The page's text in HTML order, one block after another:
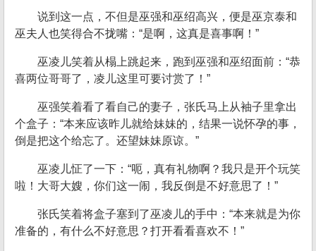
说到这一点，不但是巫强和巫绍高兴，便是巫京泰和
巫夫人也笑得合不拢嘴：“是啊，这真是喜事啊！”
巫凌儿笑着从榻上跳起来，跑到巫强和巫绍面前：“恭
喜两位哥哥了，凌儿这里可要讨赏了！”
巫强笑着看了看自己的妻子，张氏马上从袖子里拿出
个盒子：“本来应该昨儿就给妹妹的，结果一说怀孕的事，
倒是把这个给忘了。还望妹妹原谅。”
巫凌儿怔了一下：“呃，真有礼物啊？我只是开个玩笑
啦！大哥大嫂，你们这一闹，我反倒是不好意思了！”
张氏笑着将盒子塞到了巫凌儿的手中：“本来就是为你
准备的，有什么不好意思？打开看看喜欢不！”